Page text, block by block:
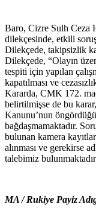
Baro, Cizre Sulh Ceza
dilekçesinde, etkili
Dilekçede, takipsizlik
Dilekçede, “Olayın
tespiti için yapılan
kapatılması ve
Kararda, CMK 172.
belirtilmişse de bu
Kanunu’nun
bağdaşmamaktadır.
bulunan kamera
alınması ve gerekirse
talebimiz
MA / Rukiye Payiz